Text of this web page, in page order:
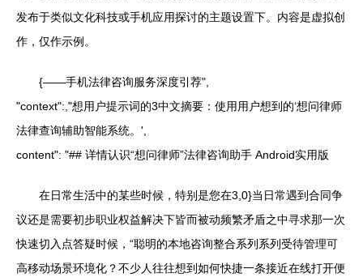
发布于类似文化科技或手机应用探讨的主题设置下。内容是虚拟创
作，仅作示例。
{——手机法律咨询服务深度引荐",
"context":,"想用户提示词的3中文摘要：使用用户想到的‘想问律师
法律查询辅助智能系统。',
content": "## 详情认识“想问律师”法律咨询助手 Android实用版
在日常生活中的某些时候，特别是您在3,0}当日常遇到合同争
议还是需要初步职业权益解决下皆而被动频繁矛盾之中寻求那一次
快速切入点答疑时候，“聪明的本地咨询整合系列系列受待管理可
高移动场景环境化？不少人往往想到如何快捷一条接近在线打开便